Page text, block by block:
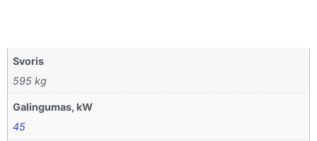
Svoris
595 kg
Galingumas, kW
45